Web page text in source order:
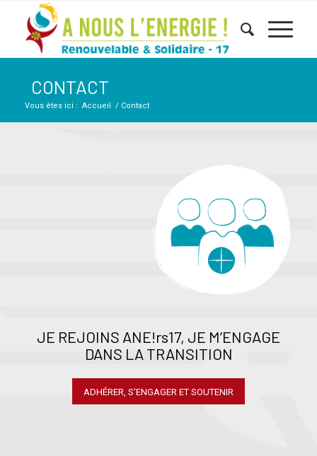
CONTACT
Vous êtes ici : Accueil / Contact
JE REJOINS ANE!rs17, JE M’ENGAGE
DANS LA TRANSITION
ADHÉRER, S’ENGAGER ET SOUTENIR